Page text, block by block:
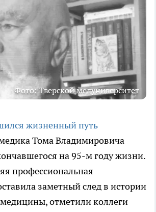
Фото: Тверской медуниверситет
жизненный путь
Тома Владимировича
на 95-м году жизни.
профессиональная
заметный след в истории
отметили коллеги